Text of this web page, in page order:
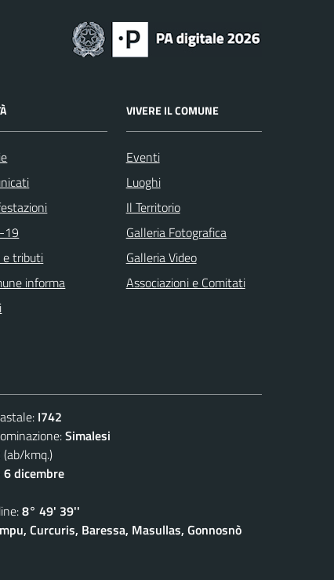
19
e tributi
informa
VIVERE IL COMUNE
Eventi
Luoghi
Il Territorio
Galleria Fotografica
Galleria Video
Associazioni e Comitati
I742
Simalesi
(ab/kmq.)
dicembre
8° 49' 39''
Curcuris, Baressa, Masullas, Gonnosnò